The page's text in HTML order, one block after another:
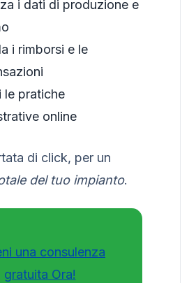
i dati di produzione e
i rimborsi e le
le pratiche
online
di click, per un
del tuo impianto.
una consulenza
gratuita Ora!